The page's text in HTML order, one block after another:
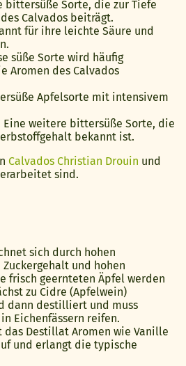
bittersüße Sorte, die zur Tiefe
Calvados beiträgt.
für ihre leichte Säure und
süße Sorte wird häufig
Aromen des Calvados
Apfelsorte mit intensivem
Eine weitere bittersüße Sorte, die
bekannt ist.
Calvados Christian Drouin und
sind.
sich durch hohen
und hohen
frisch geernteten Äpfel werden
zu Cidre (Apfelwein)
dann destilliert und muss
Eichenfässern reifen.
das Destillat Aromen wie Vanille
und erlangt die typische